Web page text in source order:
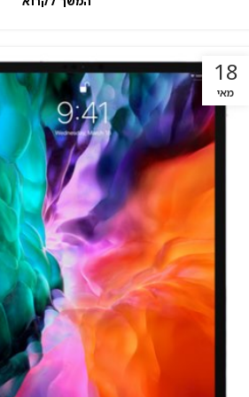
18
מאי
Facebook
Instagram